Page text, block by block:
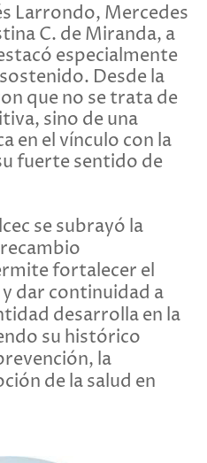
Larrondo, Mercedes
C. de Miranda, a
especialmente
Desde la
que no se trata de
sino de una
en el vínculo con la
fuerte sentido de
se subrayó la
fortalecer el
dar continuidad a
desarrolla en la
su histórico
la
de la salud en